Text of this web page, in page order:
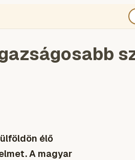
élő
A magyar